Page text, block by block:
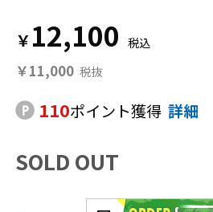
￥ 12,100
￥11,000
110ポイント獲得 詳細
SOLD OUT